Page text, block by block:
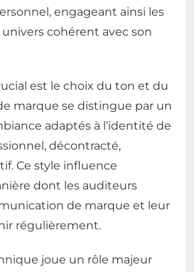
engageant ainsi les
cohérent avec son
est le choix du ton et du
marque se distingue par un
adaptés à l’identité de
décontracté,
Ce style influence
dont les auditeurs
de marque et leur
régulièrement.
joue un rôle majeur